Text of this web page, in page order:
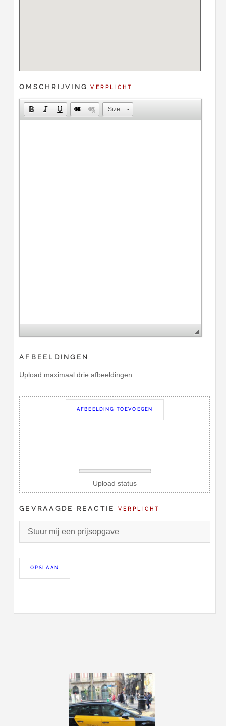
OMSCHRIJVINGVERPLICHT
Size
AFBEELDINGEN
Upload maximaal drie afbeeldingen.
AFBEELDING TOEVOEGEN
Upload status
GEVRAAGDE REACTIE VERPLICHT